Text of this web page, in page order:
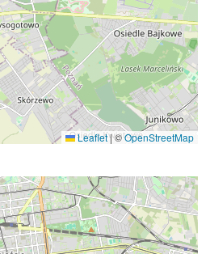
Leaflet|©OpenStreetMap